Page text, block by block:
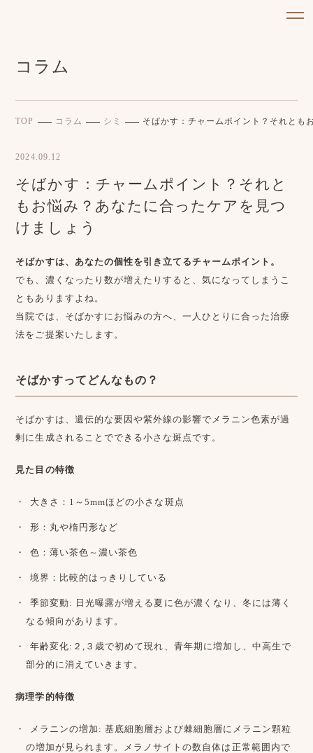
コラム
TOP コラム シミ そばかす：チャームポイント？それとも
2024.09.12
そばかす：チャームポイント？それと
もお悩み？あなたに合ったケアを見つ
けましょう
そばかすは、あなたの個性を引き立てるチャームポイント。
でも、濃くなったり数が増えたりすると、気になってしまうこ
ともありますよね。
当院では、そばかすにお悩みの方へ、一人ひとりに合った治療
法をご提案いたします。
そばかすってどんなもの？
そばかすは、遺伝的な要因や紫外線の影響でメラニン色素が過
剰に生成されることでできる小さな斑点です。
見た目の特徴
大きさ：1～5mmほどの小さな斑点
形：丸や楕円形など
色：薄い茶色～濃い茶色
境界：比較的はっきりしている
季節変動: 日光曝露が増える夏に色が濃くなり、冬には薄く
なる傾向があります。
年齢変化:２,３歳で初めて現れ、青年期に増加し、中高生で
部分的に消えていきます。
病理学的特徴
メラニンの増加: 基底細胞層および棘細胞層にメラニン顆粒
の増加が見られます。メラノサイトの数自体は正常範囲内で